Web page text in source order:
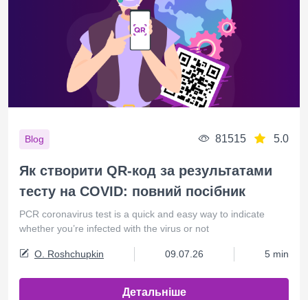
Blog 81515 5.0
Як створити QR-код за результатами
тесту на COVID: повний посібник
PCR coronavirus test is a quick and easy way to indicate
whether you’re infected with the virus or not
O. Roshchupkin 09.07.26 5 min
Детальніше